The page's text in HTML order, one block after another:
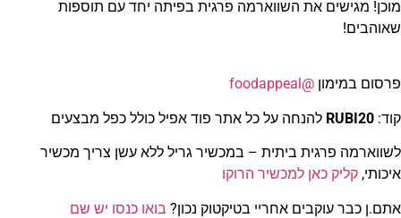
מוכן! מגישים את השווארמה פרגית בפיתה יחד עם תוספות
שאוהבים!
פרסום במימון @foodappeal
קוד: RUBI20 להנחה על כל אתר פוד אפיל כולל כפל מבצעים
לשווארמה פרגית ביתית – במכשיר גריל ללא עשן צריך מכשיר
איכותי, קליק כאן למכשיר הרוקו
אתם.ן כבר עוקבים אחריי בטיקטוק נכון? בואו כנסו יש שם